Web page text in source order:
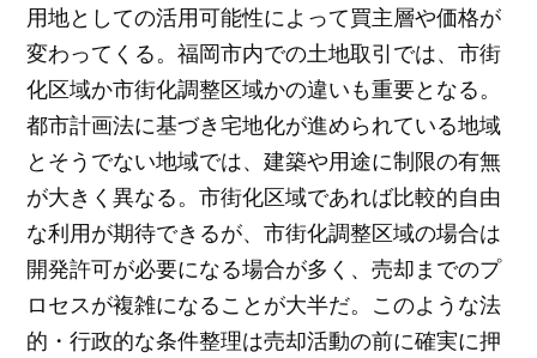
用地としての活用可能性によって買主層や価格が
変わってくる。福岡市内での土地取引では、市街
化区域か市街化調整区域かの違いも重要となる。
都市計画法に基づき宅地化が進められている地域
とそうでない地域では、建築や用途に制限の有無
が大きく異なる。市街化区域であれば比較的自由
な利用が期待できるが、市街化調整区域の場合は
開発許可が必要になる場合が多く、売却までのプ
ロセスが複雑になることが大半だ。このような法
的・行政的な条件整理は売却活動の前に確実に押